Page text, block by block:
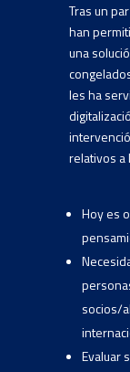
Tras un
han
una
les ha
relativos a
Hoy es
socios/
Evaluar